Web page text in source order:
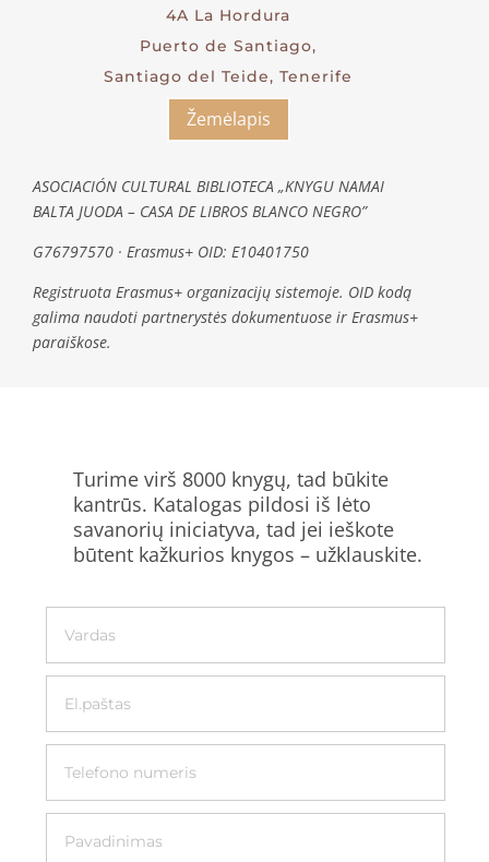
4A La Hordura
Puerto de Santiago,
Santiago del Teide, Tenerife
Žemėlapis
ASOCIACIÓN CULTURAL BIBLIOTECA „KNYGU NAMAI
BALTA JUODA – CASA DE LIBROS BLANCO NEGRO”
G76797570 · Erasmus+ OID: E10401750
Registruota Erasmus+ organizacijų sistemoje. OID kodą
galima naudoti partnerystės dokumentuose ir Erasmus+
paraiškose.
Turime virš 8000 knygų, tad būkite
kantrūs. Katalogas pildosi iš lėto
savanorių iniciatyva, tad jei ieškote
būtent kažkurios knygos – užklauskite.